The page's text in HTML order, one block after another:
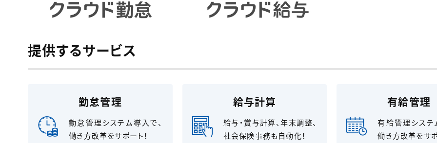
提供するサービス
勤怠管理
勤怠管理システム導入で、
働き方改革をサポート！
給与計算
給与・賞与計算、年末調整、
社会保険事務も自動化！
有給管理
有給管理システ
働き方改革をサポ